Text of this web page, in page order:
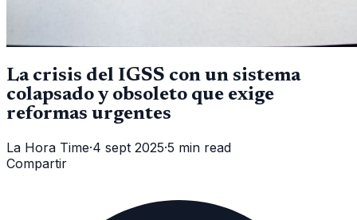
La crisis del IGSS con un sistema
colapsado y obsoleto que exige
reformas urgentes
La Hora Time·4 sept 2025·5 min read
Compartir